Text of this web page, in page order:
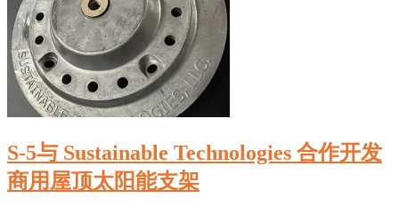
S-5与 Sustainable Technologies 合作开发
商用屋顶太阳能支架